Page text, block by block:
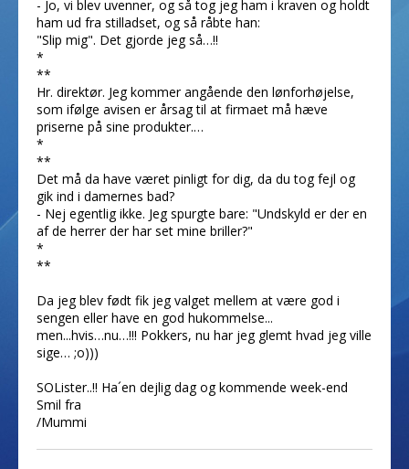
- Jo, vi blev uvenner, og så tog jeg ham i kraven og holdt
ham ud fra stilladset, og så råbte han:
"Slip mig". Det gjorde jeg så…!!
*
**
Hr. direktør. Jeg kommer angående den lønforhøjelse,
som ifølge avisen er årsag til at firmaet må hæve
priserne på sine produkter.…
*
**
Det må da have været pinligt for dig, da du tog fejl og
gik ind i damernes bad?
- Nej egentlig ikke. Jeg spurgte bare: "Undskyld er der en
af de herrer der har set mine briller?"
*
**
Da jeg blev født fik jeg valget mellem at være god i
sengen eller have en god hukommelse...
men...hvis…nu…!!! Pokkers, nu har jeg glemt hvad jeg ville
sige… ;o)))
SOLister..!! Ha´en dejlig dag og kommende week-end
Smil fra
/Mummi